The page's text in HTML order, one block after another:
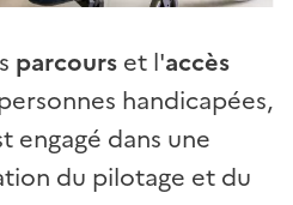
parcours et l'accès
handicapées,
engagé dans une
du pilotage et du